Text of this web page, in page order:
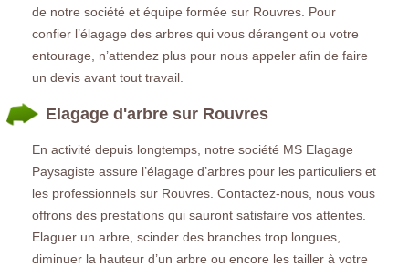
de notre société et équipe formée sur Rouvres. Pour
confier l’élagage des arbres qui vous dérangent ou votre
entourage, n’attendez plus pour nous appeler afin de faire
un devis avant tout travail.
Elagage d'arbre sur Rouvres
En activité depuis longtemps, notre société MS Elagage
Paysagiste assure l’élagage d’arbres pour les particuliers et
les professionnels sur Rouvres. Contactez-nous, nous vous
offrons des prestations qui sauront satisfaire vos attentes.
Elaguer un arbre, scinder des branches trop longues,
diminuer la hauteur d’un arbre ou encore les tailler à votre